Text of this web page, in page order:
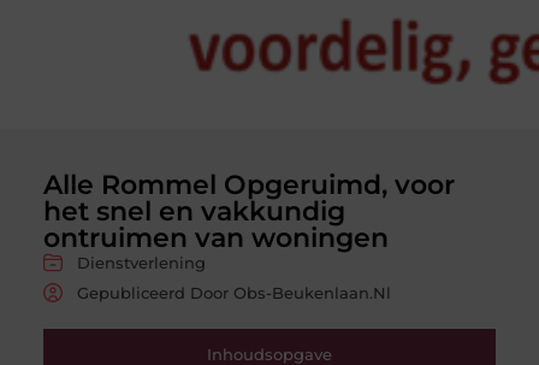
Alle Rommel Opgeruimd, voor
het snel en vakkundig
ontruimen van woningen
Dienstverlening
Gepubliceerd Door Obs-Beukenlaan.nl
Inhoudsopgave